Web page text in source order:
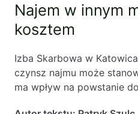
Najem w innym
kosztem
Izba Skarbowa w
czynsz najmu może
ma wpływ na powstanie